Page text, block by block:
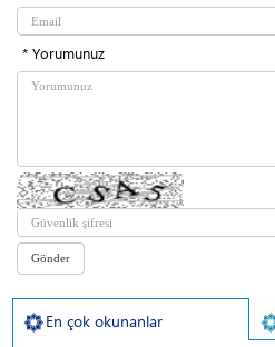
* Yorumunuz
En çok okunanlar